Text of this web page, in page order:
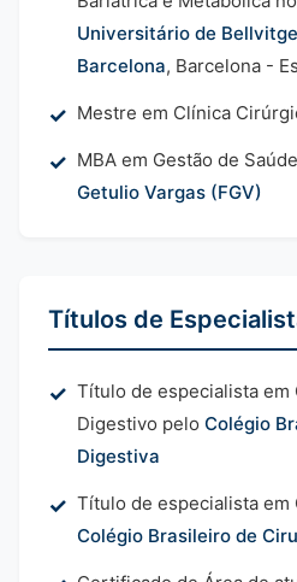
Universitário de
Barcelona, Barcelona -
Mestre em Clínica
MBA em Gestão de
Getulio Vargas (FGV)
Títulos de
Título de especialista em
Digestivo pelo Colégio
Digestiva
Título de especialista em
Colégio Brasileiro de